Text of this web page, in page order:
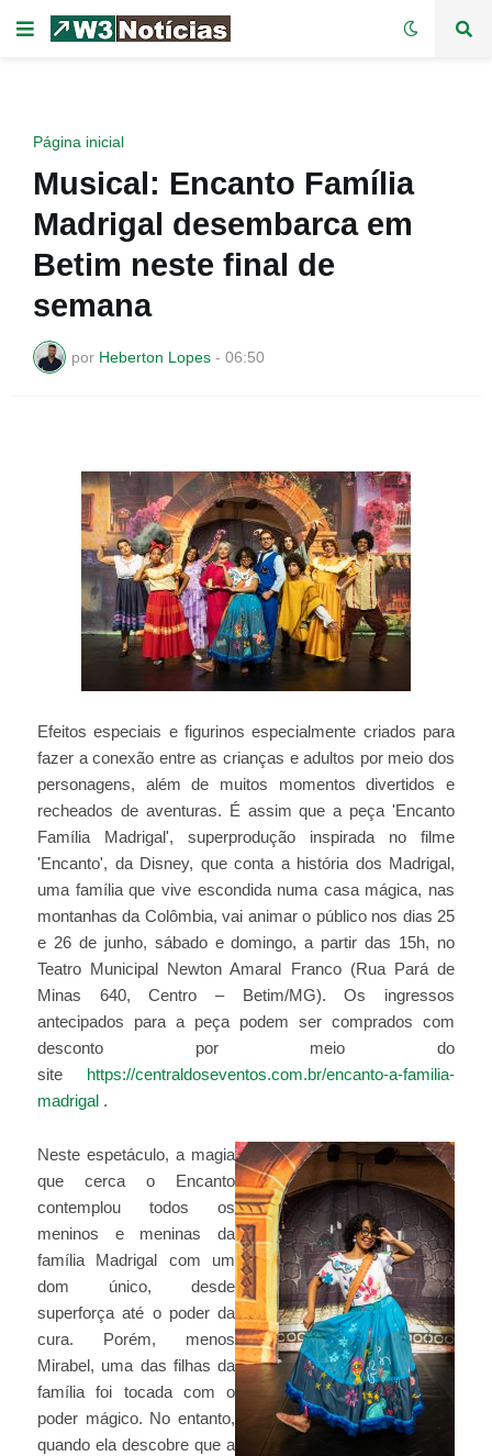
Página inicial
Musical: Encanto Família
Madrigal desembarca em
Betim neste final de
semana
por Heberton Lopes - 06:50
Efeitos especiais e figurinos especialmente criados para
fazer a conexão entre as crianças e adultos por meio dos
personagens, além de muitos momentos divertidos e
recheados de aventuras. É assim que a peça 'Encanto
Família Madrigal', superprodução inspirada no filme
'Encanto', da Disney, que conta a história dos Madrigal,
uma família que vive escondida numa casa mágica, nas
montanhas da Colômbia, vai animar o público nos dias 25
e 26 de junho, sábado e domingo, a partir das 15h, no
Teatro Municipal Newton Amaral Franco (Rua Pará de
Minas 640, Centro – Betim/MG). Os ingressos
antecipados para a peça podem ser comprados com
desconto por meio do
site
https://centraldoseventos.com.br/encanto-a-familia-
madrigal .
Neste espetáculo, a magia
que cerca o Encanto
contemplou todos os
meninos e meninas da
família Madrigal com um
dom único, desde
superforça até o poder da
cura. Porém, menos
Mirabel, uma das filhas da
família foi tocada com o
poder mágico. No entanto,
quando ela descobre que a